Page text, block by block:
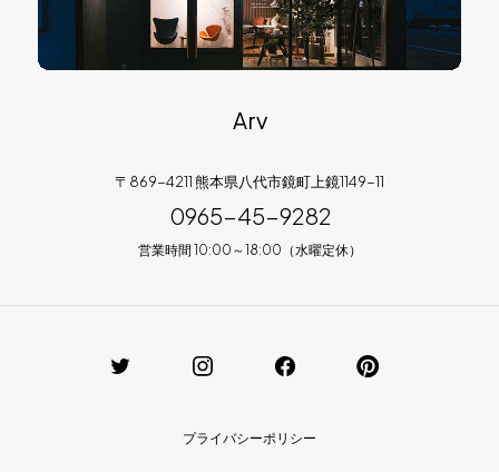
Arv
〒869-4211 熊本県八代市鏡町上鏡1149-11
0965-45-9282
営業時間 10:00～18:00（水曜定休）
プライバシーポリシー